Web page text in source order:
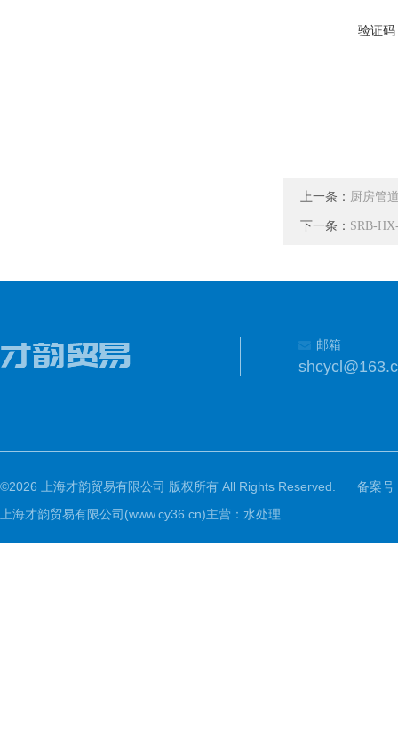
验证码
上一条： 厨房管
下一条： SRB-
邮箱
©2026 上海才韵贸易有限公司 版权所有 All Rights Reserved.
备案号
上海才韵贸易有限公司(www.cy36.cn)主营：水处理